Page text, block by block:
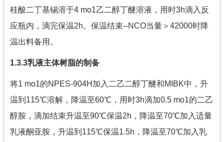
桂酸二丁基锡溶于4 mo1乙二醇丁醚溶液，用时3h滴入反
应瓶内，滴完保温2h。保温结束--NCO当量＞ 42000时降
温出料备用。
1.3.3乳液主体树脂的制备
将1 mo1的NPES-904H 加入二乙二醇丁醚和MIBK中，升
温到 115℃溶解，降温至60℃，用时3h滴加0.5 mo1的二乙
醇胺，滴加结束升温至90℃保温2h ，降温至70℃加入适量
乳液酮亚胺，升温到 115℃保温1.5h ，降温至70℃加入乳